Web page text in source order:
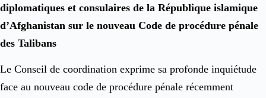
diplomatiques et consulaires de la République islamique
d’Afghanistan sur le nouveau Code de procédure pénale
des Talibans
Le Conseil de coordination exprime sa profonde inquiétude
face au nouveau code de procédure pénale récemment